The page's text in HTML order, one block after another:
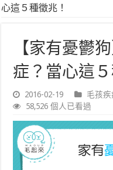
心這５種徵兆！
【家有憂鬱
症？當心這５
2016-02-19 毛孩
58,526 個人已看過